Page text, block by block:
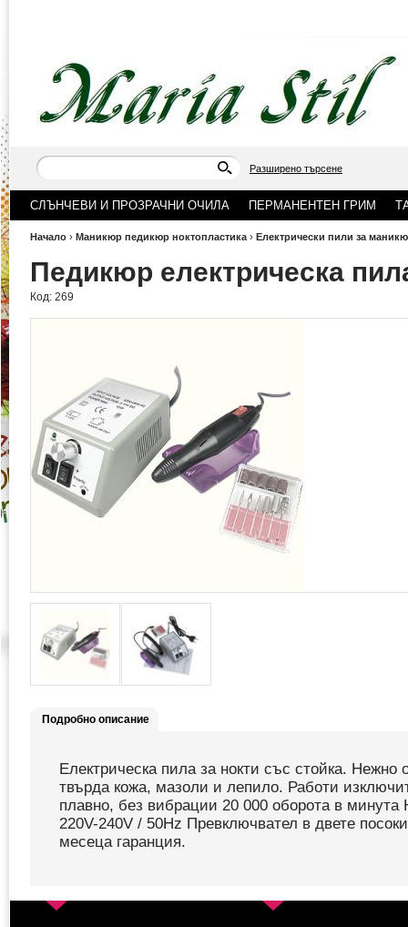
Разширено търсене
СЛЪНЧЕВИ И ПРОЗРАЧНИ ОЧИЛА ПЕРМАНЕНТЕН ГРИМ
Начало › Маникюр педикюр ноктопластика › Електрически пили за
Педикюр електрическа
Код: 269
Подробно описание
Електрическа пила за нокти със стойка. Нежно
твърда кожа, мазоли и лепило. Работи
плавно, без вибрации 20 000 оборота в минута
220V-240V / 50Hz Превключвател в двете
месеца гаранция.